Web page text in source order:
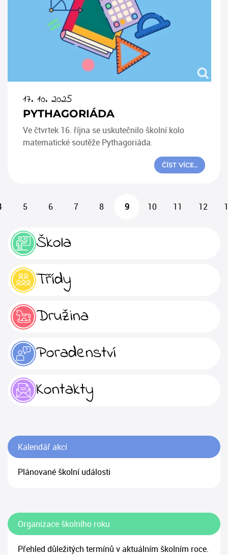
Škola
Třídy
Družina
Poradenství
Kontakty
Kalendář akcí
Plánované školní události
Organizace školního roku
Přehled důležitých termínů v aktuálním školním roce.
17. 10. 2025
PYTHAGORIÁDA
Ve čtvrtek 16. října se uskutečnilo školní kolo
matematické soutěže Pythagoriáda.
ČÍST VÍCE..
5 6 7 8 9 10 11 12